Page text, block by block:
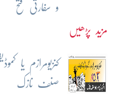
و سفارتی فتح
مزید پڑھیں
کنزیومرازم یا
صنف نازک